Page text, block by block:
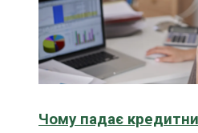
Чому падає